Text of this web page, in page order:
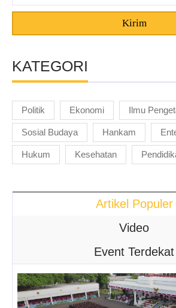
Kirim
KATEGORI
Politik Ekonomi Ilmu
Sosial Budaya Hankam
Hukum Kesehatan
Artikel Populer
Video
Event Terdekat